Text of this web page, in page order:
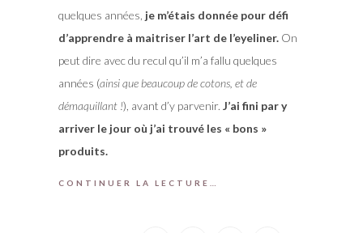
quelques années, je m’étais donnée pour défi
d’apprendre à maitriser l’art de l’eyeliner.On
peut dire avec du recul qu’il m’a fallu quelques
années (ainsi que beaucoup de cotons, et de
démaquillant !), avant d’y parvenir. J’ai fini par y
arriver le jour où j’ai trouvé les « bons »
produits.
CONTINUER LA LECTURE…